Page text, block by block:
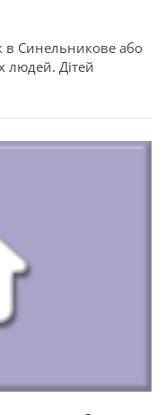
Синельникове або
людей. Дітей